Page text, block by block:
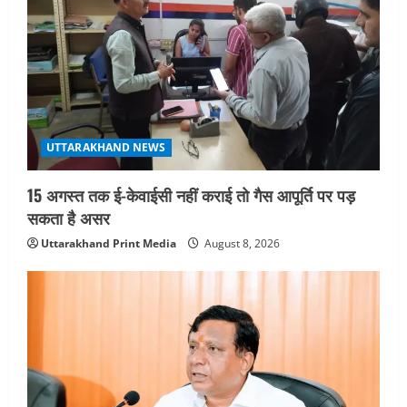
5
जिलाधिकारी/जिला निर्वाचन अधिकारी ने
सहसपुर विधानसभा क्षेत्र के पोलिंग बूथों का
निरीक्षण कर एसआईआर आपत्ति निस्तारण
शिविर की व्यवस्थाओं का लिया जायजा
August 6, 2026
UTTARAKHAND NEWS
15 अगस्त तक ई-केवाईसी नहीं कराई तो गैस आपूर्ति पर पड़
सकता है असर
Uttarakhand Print Media August 8, 2026